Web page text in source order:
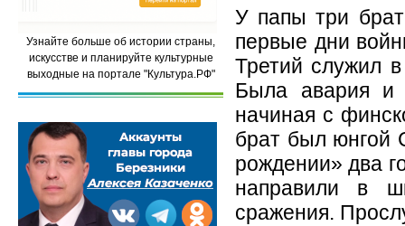
У папы три
первые дни
Третий служил
Была авария
начиная с
брат был юнгой
рождении» два
направили в
сражения.
Узнайте больше об истории страны,
искусстве и планируйте культурные
выходные на портале "Культура.РФ"